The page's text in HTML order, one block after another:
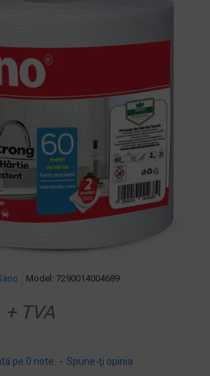
Model: 7290014004689
pe 0 note. - Spune-ţi opinia
+ TVA